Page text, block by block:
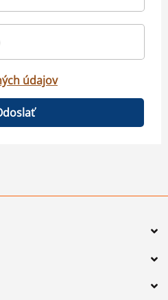
údajov